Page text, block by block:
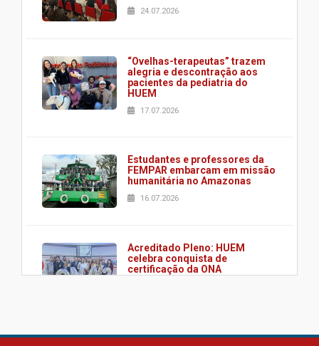
24.07.2026
“Ovelhas-terapeutas” trazem
alegria e descontração aos
pacientes da pediatria do
HUEM
17.07.2026
Estudantes e professores da
FEMPAR embarcam em missão
humanitária no Amazonas
16.07.2026
Acreditado Pleno: HUEM
celebra conquista de
certificação da ONA
HUEM é o primeiro hospital do